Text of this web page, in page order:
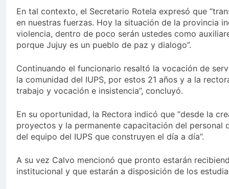
En tal contexto, el Secretario Rotela expresó que
en nuestras fuerzas. Hoy la situación de la provincia
violencia, dentro de poco serán ustedes como
porque Jujuy es un pueblo de paz y dialogo”.
Continuando el funcionario resaltó la vocación de
la comunidad del IUPS, por estos 21 años y a la
trabajo y vocación e insistencia”, concluyó.
En su oportunidad, la Rectora indicó que “desde la
proyectos y la permanente capacitación del
del equipo del IUPS que construyen el día a día”.
A su vez Calvo mencionó que pronto estarán
institucional y que estarán a disposición de los